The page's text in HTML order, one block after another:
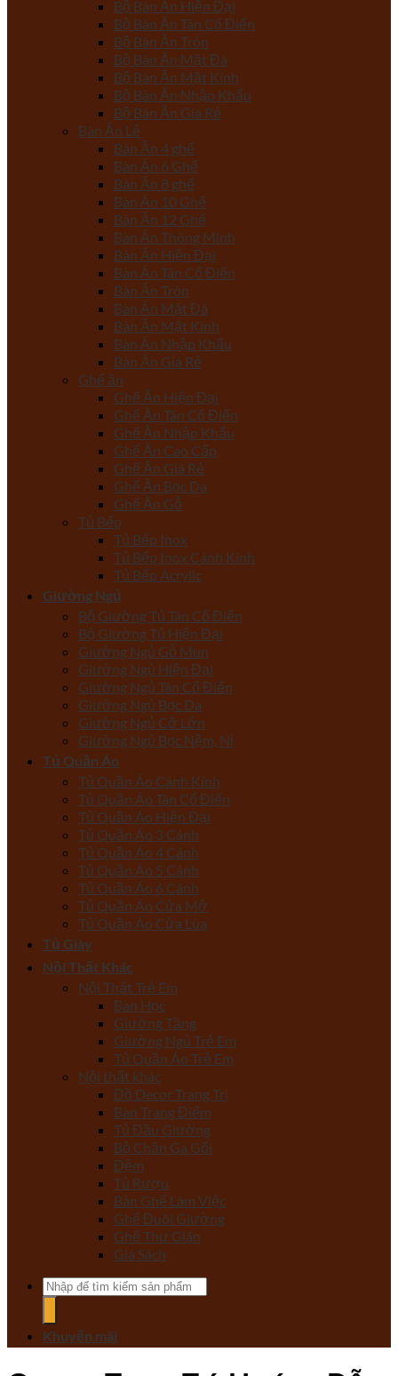
Bộ Bàn Ăn Hiện Đại
Bộ Bàn Ăn Tân Cổ Điển
Bộ Bàn Ăn Tròn
Bộ Bàn Ăn Mặt Đá
Bộ Bàn Ăn Mặt Kính
Bộ Bàn Ăn Nhập Khẩu
Bộ Bàn Ăn Giá Rẻ
Bàn Ăn Lẻ
Bàn Ăn 4 ghế
Bàn Ăn 6 Ghế
Bàn Ăn 8 ghế
Bàn Ăn 10 Ghế
Bàn Ăn 12 Ghế
Bàn Ăn Thông Minh
Bàn Ăn Hiện Đại
Bàn Ăn Tân Cổ Điển
Bàn Ăn Tròn
Bàn Ăn Mặt Đá
Bàn Ăn Mặt Kính
Bàn Ăn Nhập Khẩu
Bàn Ăn Giá Rẻ
Ghế ăn
Ghế Ăn Hiện Đại
Ghế Ăn Tân Cổ Điển
Ghế Ăn Nhập Khẩu
Ghế Ăn Cao Cấp
Ghế Ăn Giá Rẻ
Ghế Ăn Bọc Da
Ghế Ăn Gỗ
Tủ Bếp
Tủ Bếp Inox
Tủ Bếp Inox Cánh Kính
Tủ Bếp Acrylic
Giường Ngủ
Bộ Giường Tủ Tân Cổ Điển
Bộ Giường Tủ Hiện Đại
Giường Ngủ Gỗ Mun
Giường Ngủ Hiện Đại
Giường Ngủ Tân Cổ Điển
Giường Ngủ Bọc Da
Giường Ngủ Cỡ Lớn
Giường Ngủ Bọc Nệm, Nỉ
Tủ Quần Áo
Tủ Quần Áo Cánh Kính
Tủ Quần Áo Tân Cổ Điển
Tủ Quần Áo Hiện Đại
Tủ Quần Áo 3 Cánh
Tủ Quần Áo 4 Cánh
Tủ Quần Áo 5 Cánh
Tủ Quần Áo 6 Cánh
Tủ Quần Áo Cửa Mở
Tủ Quần Áo Cửa Lùa
Tủ Giày
Nội Thất Khác
Nội Thất Trẻ Em
Bàn Học
Giường Tầng
Giường Ngủ Trẻ Em
Tủ Quần Áo Trẻ Em
Nội thất khác
Đồ Decor Trang Trí
Bàn Trang Điểm
Tủ Đầu Giường
Bộ Chăn Ga Gối
Đệm
Tủ Rượu
Bàn Ghế Làm Việc
Ghế Đuôi Giường
Ghế Thư Giãn
Giá Sách
Tìm
kiếm:
Khuyến mãi